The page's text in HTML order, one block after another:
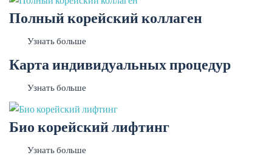
Полный корейский коллаген
Узнать больше
Карта индивидуальных процедур
Узнать больше
Био корейский лифтинг
Узнать больше